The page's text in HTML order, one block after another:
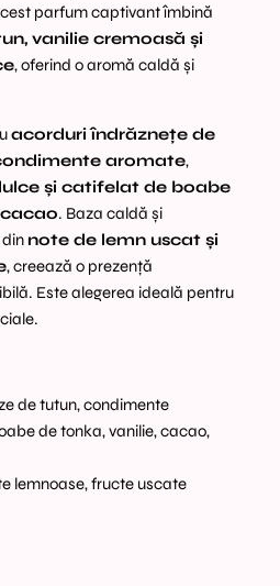
parfum captivant îmbină
vanilie cremoasă și
, oferind o aromă caldă și
acorduri îndrăznețe de
aromate,
și catifelat de boabe
. Baza caldă și
note de lemn uscat și
, creează o prezență
Este alegerea ideală pentru
de tutun, condimente
de tonka, vanilie, cacao,
lemnoase, fructe uscate